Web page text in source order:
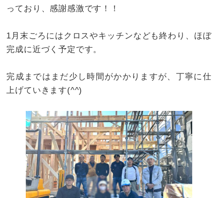
っており、感謝感激です！！
1月末ごろにはクロスやキッチンなども終わり、ほぼ
完成に近づく予定です。
完成まではまだ少し時間がかかりますが、丁寧に仕
上げていきます(^^)